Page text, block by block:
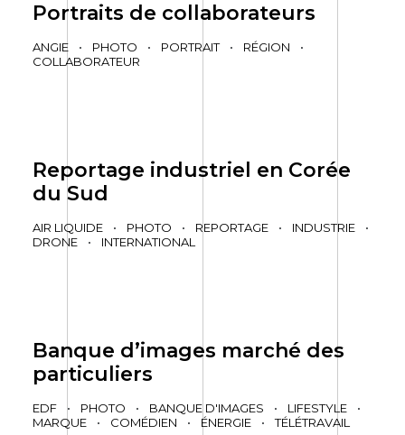
Portraits de collaborateurs
ANGIE • PHOTO • PORTRAIT • RÉGION
•
COLLABORATEUR
Reportage industriel en Corée
du Sud
AIR LIQUIDE • PHOTO • REPORTAGE • INDUSTRIE
•
DRONE
• INTERNATIONAL
Banque d’images marché des
particuliers
EDF • PHOTO • BANQUE D'IMAGES • LIFESTYLE
•
MARQUE
• COMÉDIEN • ÉNERGIE • TÉLÉTRAVAIL